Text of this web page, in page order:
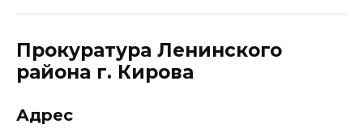
Прокуратура Ленинского
района г. Кирова
Адрес